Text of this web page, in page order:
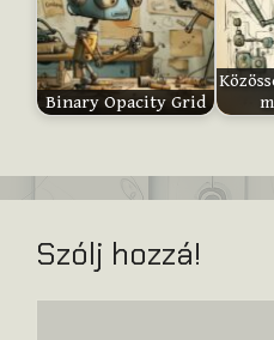
Binary Opacity Grid
Szólj hozzá!